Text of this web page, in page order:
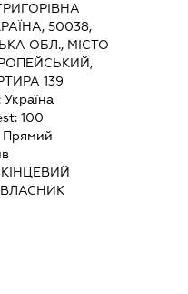
50038,
ОБЛ., МІСТО
139
Україна
100
Прямий
КІНЦЕВИЙ